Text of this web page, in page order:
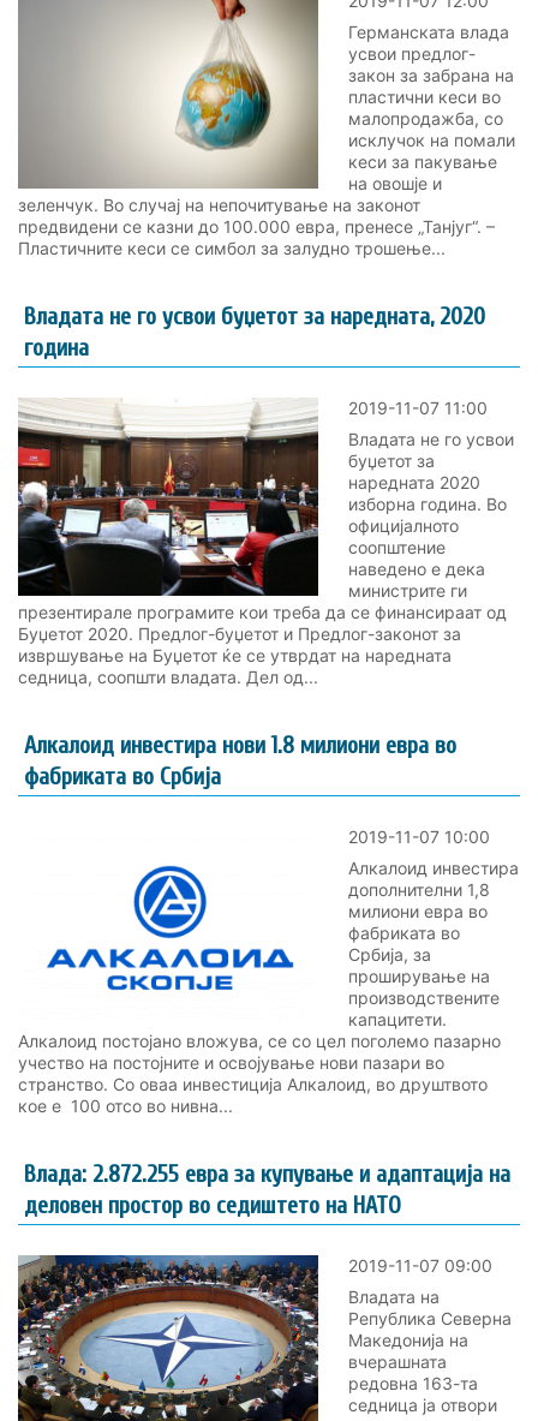
Германската влада
усвои предлог-
закон за забрана на
пластични кеси во
малопродажба, со
исклучок на помали
кеси за пакување
на овошје и
зеленчук. Во случај на непочитување на законот
предвидени се казни до 100.000 евра, пренесе „Танјуг“. –
Пластичните кеси се симбол за залудно трошење...
Владата не го усвои буџетот за наредната, 2020
година
2019-11-07 11:00
Владата не го усвои
буџетот за
наредната 2020
изборна година. Во
официјалното
соопштение
наведено е дека
министрите ги
презентирале програмите кои треба да се финансираат од
Буџетот 2020. Предлог-буџетот и Предлог-законот за
извршување на Буџетот ќе се утврдат на наредната
седница, соопшти владата. Дел од...
Алкалоид инвестира нови 1.8 милиони евра во
фабриката во Србија
2019-11-07 10:00
Алкалоид инвестира
дополнителни 1,8
милиони евра во
фабриката во
Србија, за
проширување на
производствените
капацитети.
Алкалоид постојано вложува, се со цел поголемо пазарно
учество на постојните и освојување нови пазари во
странство. Со оваа инвестиција Алкалоид, во друштвото
кое е 100 отсо во нивна...
Влада: 2.872.255 евра за купување и адаптација на
деловен простор во седиштето на НАТО
2019-11-07 09:00
Владата на
Република Северна
Македонија на
вчерашната
редовна 163-та
седница ја отвори